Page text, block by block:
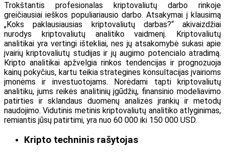
Trokštantis profesionalas kriptovaliutų darbo rinkoje
greičiausiai ieškos populiariausio darbo. Atsakymai į klausimą
„Koks paklausiausias kriptovaliutų darbas?“ akivaizdžiai
nurodys kriptovaliutų analitiko vaidmenį. Kriptovaliutų
analitikai yra vertingi ištekliai, nes jų atsakomybė sukasi apie
įvairių kriptovaliutų studijas ir jų augimo potencialo atradimą.
Kripto analitikai apžvelgia rinkos tendencijas ir prognozuoja
kainų pokyčius, kartu teikia strategines konsultacijas įvairioms
įmonėms ir investuotojams. Norėdami tapti kriptovaliutų
analitiku, jums reikės analitinių įgūdžių, finansinio modeliavimo
patirties ir sklandaus duomenų analizės įrankių ir metodų
naudojimo. Vidutinis metinis kriptovaliutų analitiko atlyginimas,
remiantis jūsų patirtimi, yra nuo 60 000 iki 150 000 USD.
Kripto techninis rašytojas